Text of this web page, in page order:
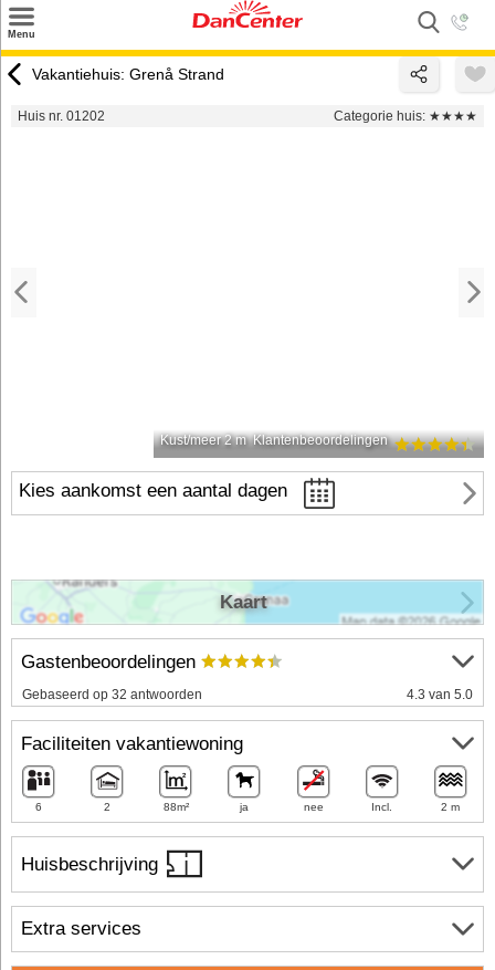
Menu
Inspiratie
Vakantiehuis: Grenå Strand
Huis nr. 01202 Categorie huis: ★★★★
Kust/meer 2 m Klantenbeoordelingen
Kies aankomst een aantal dagen
Huisbeschrijving
Gastenbeoordelingen
Gebaseerd op 32 antwoorden 4.3 van 5.0
Faciliteiten vakantiewoning
6 2 88m² ja nee Incl. 2 m
Extra services
Kaart